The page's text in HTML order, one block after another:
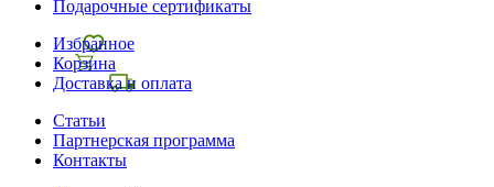
Подарочные сертификаты
Избранное
Корзина
Доставка и оплата
Статьи
Партнерская программа
Контакты